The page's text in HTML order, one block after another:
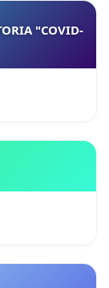
"COVID-